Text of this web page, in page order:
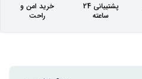
پشتیبانی 24
ساعته
خرید امن و
راحت